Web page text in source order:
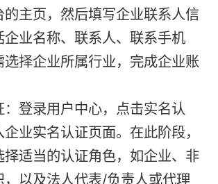
的主页，然后填写企业联系人信
企业名称、联系人、联系手机
选择企业所属行业，完成企业账
：登录用户中心，点击实名认
业实名认证页面。在此阶段，
择适当的认证角色，如企业、非
，以及法人代表/负责人或代理